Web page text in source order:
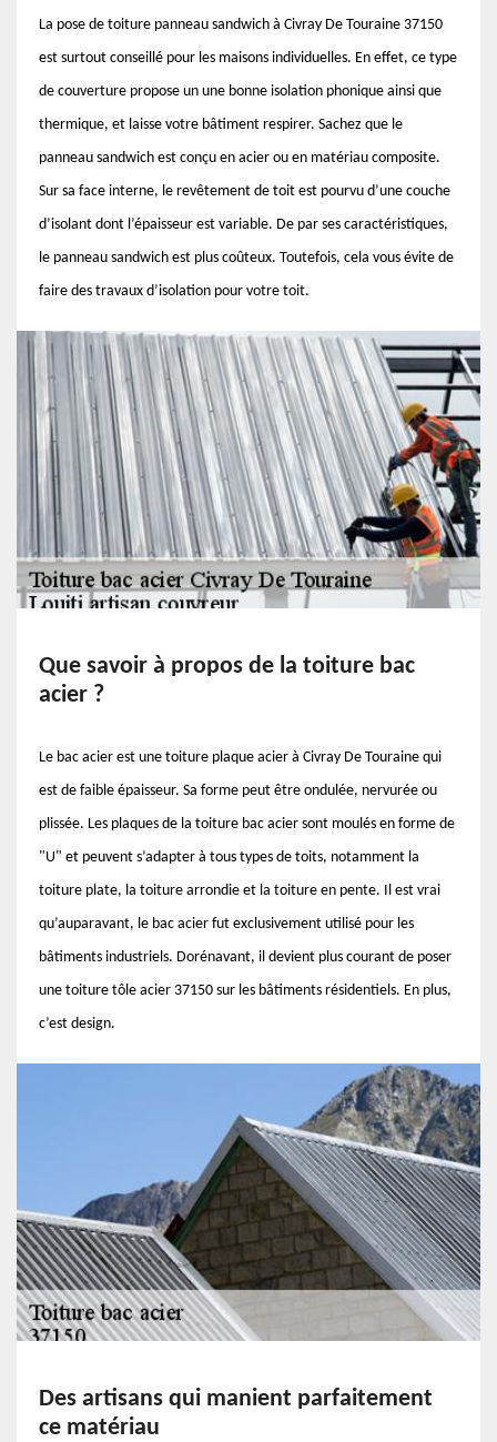
La pose de toiture panneau sandwich à Civray De Touraine 37150
est surtout conseillé pour les maisons individuelles. En effet, ce type
de couverture propose un une bonne isolation phonique ainsi que
thermique, et laisse votre bâtiment respirer. Sachez que le
panneau sandwich est conçu en acier ou en matériau composite.
Sur sa face interne, le revêtement de toit est pourvu d’une couche
d’isolant dont l’épaisseur est variable. De par ses caractéristiques,
le panneau sandwich est plus coûteux. Toutefois, cela vous évite de
faire des travaux d’isolation pour votre toit.
Que savoir à propos de la toiture bac
acier ?
Le bac acier est une toiture plaque acier à Civray De Touraine qui
est de faible épaisseur. Sa forme peut être ondulée, nervurée ou
plissée. Les plaques de la toiture bac acier sont moulés en forme de
"U" et peuvent s’adapter à tous types de toits, notamment la
toiture plate, la toiture arrondie et la toiture en pente. Il est vrai
qu’auparavant, le bac acier fut exclusivement utilisé pour les
bâtiments industriels. Dorénavant, il devient plus courant de poser
une toiture tôle acier 37150 sur les bâtiments résidentiels. En plus,
c’est design.
Des artisans qui manient parfaitement
ce matériau